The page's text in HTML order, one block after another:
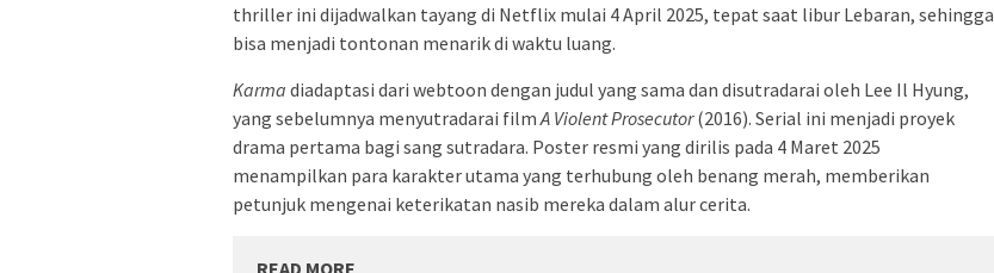
thriller ini dijadwalkan tayang di Netflix mulai 4 April 2025, tepat saat libur Lebaran, sehingga
bisa menjadi tontonan menarik di waktu luang.
Karma diadaptasi dari webtoon dengan judul yang sama dan disutradarai oleh Lee Il Hyung,
yang sebelumnya menyutradarai film A Violent Prosecutor(2016). Serial ini menjadi proyek
drama pertama bagi sang sutradara. Poster resmi yang dirilis pada 4 Maret 2025
menampilkan para karakter utama yang terhubung oleh benang merah, memberikan
petunjuk mengenai keterikatan nasib mereka dalam alur cerita.
READ MORE